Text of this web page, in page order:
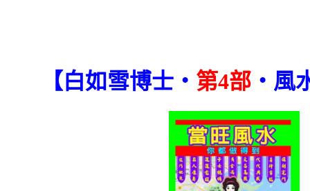
【白如雪博士‧ 第4部‧風